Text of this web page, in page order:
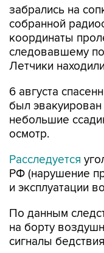
забрались на
собранной
координаты
следовавшему
Летчики
6 августа
был
небольшие
осмотр.
Расследуется
РФ (нарушение
и эксплуатации
По данным
на борту
сигналы